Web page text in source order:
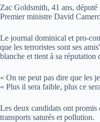
Zac Goldsmith, 41 ans, député
Premier ministre David
Le journal dominical et pro-
que les terroristes sont ses
blanche et tient à sa réputation
« On ne peut pas dire que les
« Plus il sera faible, plus ce
Les deux candidats ont promis
transports saturés et pollution.